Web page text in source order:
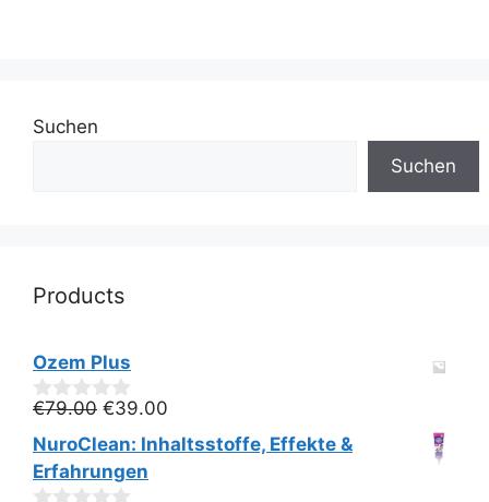
Suchen
Suchen
Products
Ozem Plus
0
v
o
n
5
€79.00 Ursprünglicher
Preis
war:
€79.00
€39.00
Preis
NuroClean: Inhaltsstoffe, Effekte &
Erfahrungen